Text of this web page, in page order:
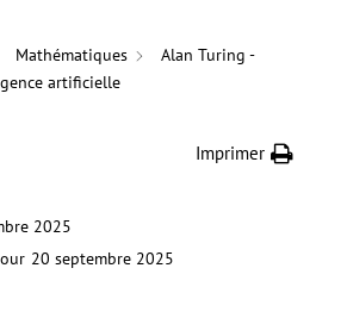
Mathématiques
Alan Turing -
artificielle
Imprimer
2025
20 septembre 2025